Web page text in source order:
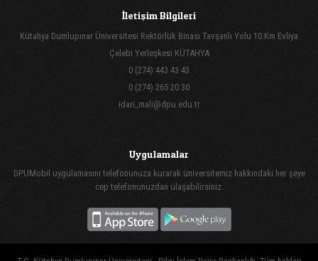
İletişim Bilgileri
Kütahya Dumlupınar Üniversitesi Rektörlük Binası Tavşanlı Yolu 10.Km Evliya
Çelebi Yerleşkesi KÜTAHYA
0 (274) 443 43 43
0 (274) 265 20 30
idari_mali@dpu.edu.tr
Uygulamalar
DPUMobil uygulamasını telefonunuza kurarak üniversitemiz hakkındaki her şeye
cep telefonunuzdan ulaşabilirsiniz.